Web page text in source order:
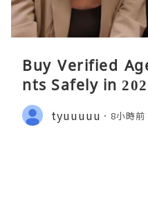
Buy Verified
nts Safely in
tyuuuuu 8小時前